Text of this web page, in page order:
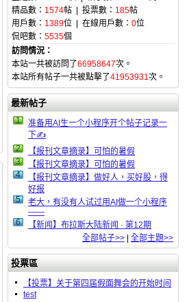
精品數： 1574帖 | 投票數： 185帖
用戶數： 1389位 | 在線用戶數： 0位
侃吧數： 5535個
訪問情況：
本站一共被訪問了66958647次。
本站所有帖子一共被點擊了41953931次。
最新帖子
1
准备用AI生一个小程序开个帖子记录一
下✍️
2
【报刊文章摘录】可怕的暑假
3
【报刊文章摘录】可怕的暑假
4
【报刊文章摘录】做好人，买好股，得
好报
5
老大，有没有人试过用AI做一个小程序
——
6
【新闻】布拉斯大陆新闻 · 第12期
全部帖子>>
全部主題>>
投票區
【投票】关于第四届假面舞会的开始时间
test